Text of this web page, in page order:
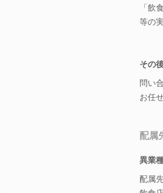
「飲
等の
その
問い
お任
配属
異業
配属